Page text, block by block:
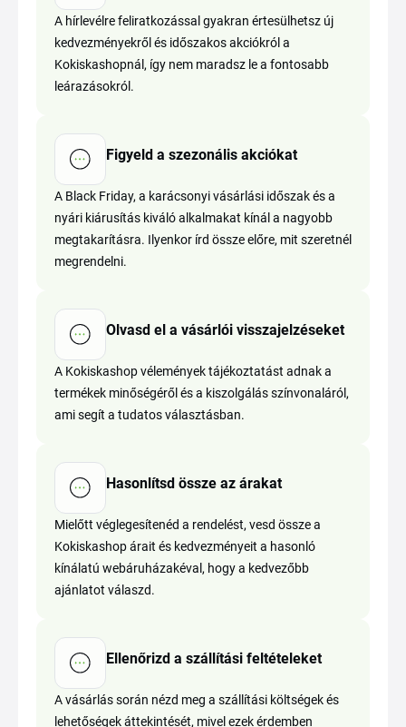
A hírlevélre feliratkozással gyakran értesülhetsz új
kedvezményekről és időszakos akciókról a
Kokiskashopnál, így nem maradsz le a fontosabb
leárazásokról.
Figyeld a szezonális akciókat
A Black Friday, a karácsonyi vásárlási időszak és a
nyári kiárusítás kiváló alkalmakat kínál a nagyobb
megtakarításra. Ilyenkor írd össze előre, mit szeretnél
megrendelni.
Olvasd el a vásárlói visszajelzéseket
A Kokiskashop vélemények tájékoztatást adnak a
termékek minőségéről és a kiszolgálás színvonaláról,
ami segít a tudatos választásban.
Hasonlítsd össze az árakat
Mielőtt véglegesítenéd a rendelést, vesd össze a
Kokiskashop árait és kedvezményeit a hasonló
kínálatú webáruházakéval, hogy a kedvezőbb
ajánlatot válaszd.
Ellenőrizd a szállítási feltételeket
A vásárlás során nézd meg a szállítási költségek és
lehetőségek áttekintését, mivel ezek érdemben